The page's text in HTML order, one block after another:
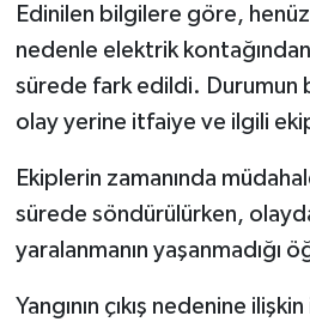
Edinilen bilgilere göre,
nedenle elektrik kontağından
sürede fark edildi. Durumun
olay yerine itfaiye ve ilgili
Ekiplerin zamanında
sürede söndürülürken,
yaralanmanın yaşanmadığı
Yangının çıkış nedenine
Teknoloji
Türkiye
İletişim